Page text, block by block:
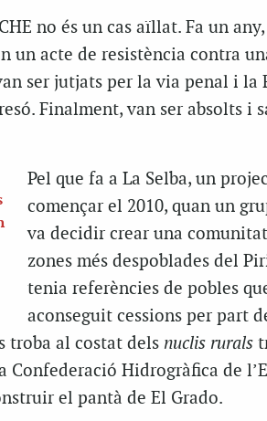
no és un cas aïllat. Fa un any,
un acte de resistència contra
ser jutjats per la via penal i la
Finalment, van ser absolts i
Pel que fa a La Selba, un
començar el 2010, quan un
va decidir crear una
zones més despoblades del
tenia referències de pobles
aconseguit cessions per part
troba al costat dels nuclis rurals
Confederació Hidrogràfica de
el pantà de El Grado.